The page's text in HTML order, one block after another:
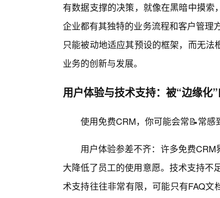
有数据支撑的决策，就像在黑暗中摸
企业都有其独特的业务流程和客户管理
只能被动地适应其预设的框架，而无
业务的创新与发展。
用户体验与技术支持：被“边缘化
使用免费CRM，你可能会常📝常感
用户体验参差不齐：许多免费
大降低了员工的使用意愿。技术支持不
术支持往往非常有限，可能只有FAQ